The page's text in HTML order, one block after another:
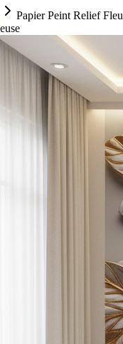
Papier Peint Relief